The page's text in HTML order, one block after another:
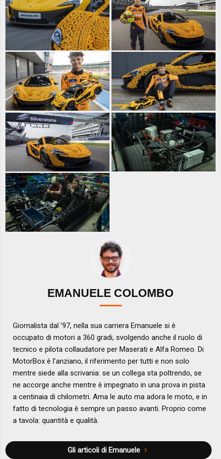
EMANUELE COLOMBO
Giornalista dal ’97, nella sua carriera Emanuele si è
occupato di motori a 360 gradi, svolgendo anche il ruolo di
tecnico e pilota collaudatore per Maserati e Alfa Romeo. Di
MotorBox è l’anziano, il riferimento per tutti e non solo
mentre siede alla scrivania: se un collega sta poltrendo, se
ne accorge anche mentre è impegnato in una prova in pista
a centinaia di chilometri. Ama le auto ma adora le moto, e in
fatto di tecnologia è sempre un passo avanti. Proprio come
a tavola: quantità e qualità.
Gli articoli di Emanuele